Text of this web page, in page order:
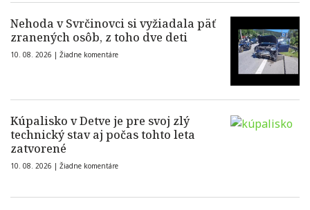
Nehoda v Svrčinovci si vyžiadala päť
zranených osôb, z toho dve deti
10. 08. 2026 | Žiadne komentáre
Kúpalisko v Detve je pre svoj zlý
technický stav aj počas tohto leta
zatvorené
10. 08. 2026 | Žiadne komentáre